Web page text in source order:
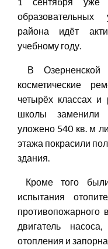
образовательных
района идёт
учебному году.
В Озерненской
косметические
четырёх классах и
школы заменили
уложено 540 кв. м
этажа покрасили
здания.
Кроме того
испытания
противопожарного
двигатель
отопления и